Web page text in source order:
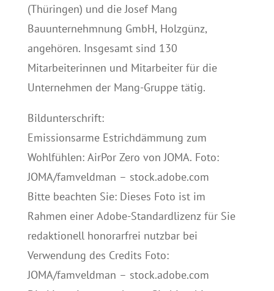
(Thüringen) und die Josef Mang
Bauunternehmnung GmbH, Holzgünz,
angehören. Insgesamt sind 130
Mitarbeiterinnen und Mitarbeiter für die
Unternehmen der Mang-Gruppe tätig.
Bildunterschrift:
Emissionsarme Estrichdämmung zum
Wohlfühlen: AirPor Zero von JOMA. Foto:
JOMA/famveldman – stock.adobe.com
Bitte beachten Sie: Dieses Foto ist im
Rahmen einer Adobe-Standardlizenz für Sie
redaktionell honorarfrei nutzbar bei
Verwendung des Credits Foto:
JOMA/famveldman – stock.adobe.com